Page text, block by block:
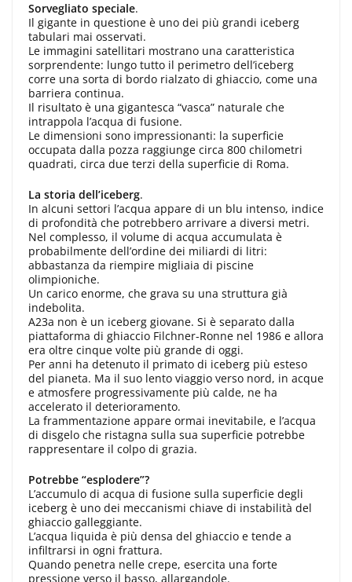
Sorvegliato speciale.
Il gigante in questione è uno dei più grandi iceberg
tabulari mai osservati.
Le immagini satellitari mostrano una caratteristica
sorprendente: lungo tutto il perimetro dell’iceberg
corre una sorta di bordo rialzato di ghiaccio, come una
barriera continua.
Il risultato è una gigantesca “vasca” naturale che
intrappola l’acqua di fusione.
Le dimensioni sono impressionanti: la superficie
occupata dalla pozza raggiunge circa 800 chilometri
quadrati, circa due terzi della superficie di Roma.
La storia dell’iceberg.
In alcuni settori l’acqua appare di un blu intenso, indice
di profondità che potrebbero arrivare a diversi metri.
Nel complesso, il volume di acqua accumulata è
probabilmente dell’ordine dei miliardi di litri:
abbastanza da riempire migliaia di piscine
olimpioniche.
Un carico enorme, che grava su una struttura già
indebolita.
A23a non è un iceberg giovane. Si è separato dalla
piattaforma di ghiaccio Filchner-Ronne nel 1986 e allora
era oltre cinque volte più grande di oggi.
Per anni ha detenuto il primato di iceberg più esteso
del pianeta. Ma il suo lento viaggio verso nord, in acque
e atmosfere progressivamente più calde, ne ha
accelerato il deterioramento.
La frammentazione appare ormai inevitabile, e l’acqua
di disgelo che ristagna sulla sua superficie potrebbe
rappresentare il colpo di grazia.
Potrebbe “esplodere”?
L’accumulo di acqua di fusione sulla superficie degli
iceberg è uno dei meccanismi chiave di instabilità del
ghiaccio galleggiante.
L’acqua liquida è più densa del ghiaccio e tende a
infiltrarsi in ogni frattura.
Quando penetra nelle crepe, esercita una forte
pressione verso il basso, allargandole.